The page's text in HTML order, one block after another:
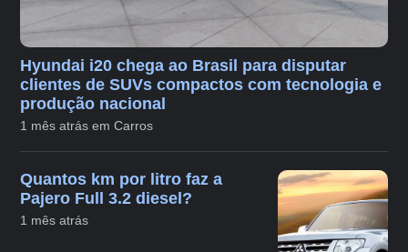
Hyundai i20 chega ao Brasil para disputar
clientes de SUVs compactos com tecnologia e
produção nacional
1 mês atrás em Carros
Quantos km por litro faz a
Pajero Full 3.2 diesel?
1 mês atrás